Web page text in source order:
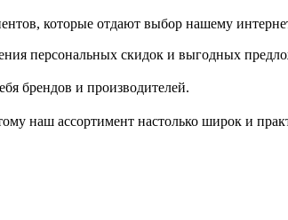
которые отдают выбор нашему
персональных скидок и выгодных
брендов и производителей.
наш ассортимент настолько широк и